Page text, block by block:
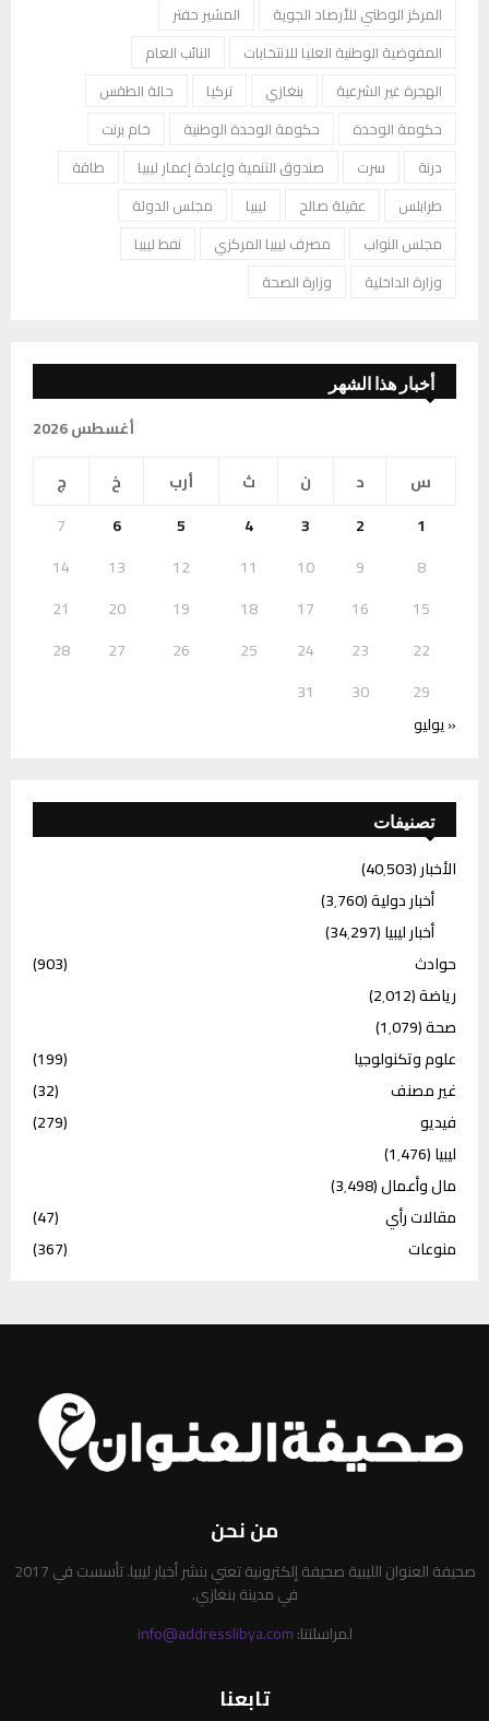
المركز الوطني للأرصاد الجوية
المشير حفتر
المفوضية الوطنية العليا للانتخابات
النائب العام
الهجرة غير الشرعية
بنغازي تركيا
حالة الطقس
حكومة الوحدة
حكومة الوحدة الوطنية
خام برنت
درنة
سرت صندوق التنمية وإعادة إعمار ليبيا
طاقة
طرابلس
عقيلة صالح ليبيا
مجلس الدولة
مجلس النواب
مصرف ليبيا المركزي
نفط ليبيا
وزارة الداخلية
وزارة الصحة
أخبار هذا الشهر
أغسطس 2026
س
د ن ث أرب خ
ج
1
2
3
4
5
6
7
8
9
10
11
12
13
14
15
16
17
18
19
20
21
22
23
24
25
26
27
28
29
30
31
« يوليو
تصنيفات
الأخبار(40٬503)
أخبار دولية(3٬760)
أخبار ليبيا(34٬297)
حوادث
(903)
رياضة(2٬012)
صحة(1٬079)
علوم وتكنولوجيا
(199)
غير مصنف
(32)
فيديو
(279)
ليبيا(1٬476)
مال وأعمال(3٬498)
مقالات رأي
(47)
منوعات
(367)
من نحن
صحيفة العنوان الليبية صحيفة إلكترونية تعني بنشر أخبار ليبيا. تأسست في 2017
في مدينة بنغازي.
لمراسلتنا:info@addresslibya.com
تابعنا